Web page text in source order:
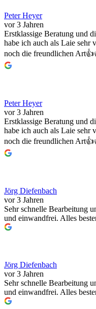
Peter Heyer
vor 3 Jahren
Erstklassige Beratung und
habe ich auch als Laie sehr
noch die freundlichen
Peter Heyer
vor 3 Jahren
Erstklassige Beratung und
habe ich auch als Laie sehr
noch die freundlichen
Jörg Diefenbach
vor 3 Jahren
Sehr schnelle Bearbeitung
und einwandfrei. Alles
Jörg Diefenbach
vor 3 Jahren
Sehr schnelle Bearbeitung
und einwandfrei. Alles